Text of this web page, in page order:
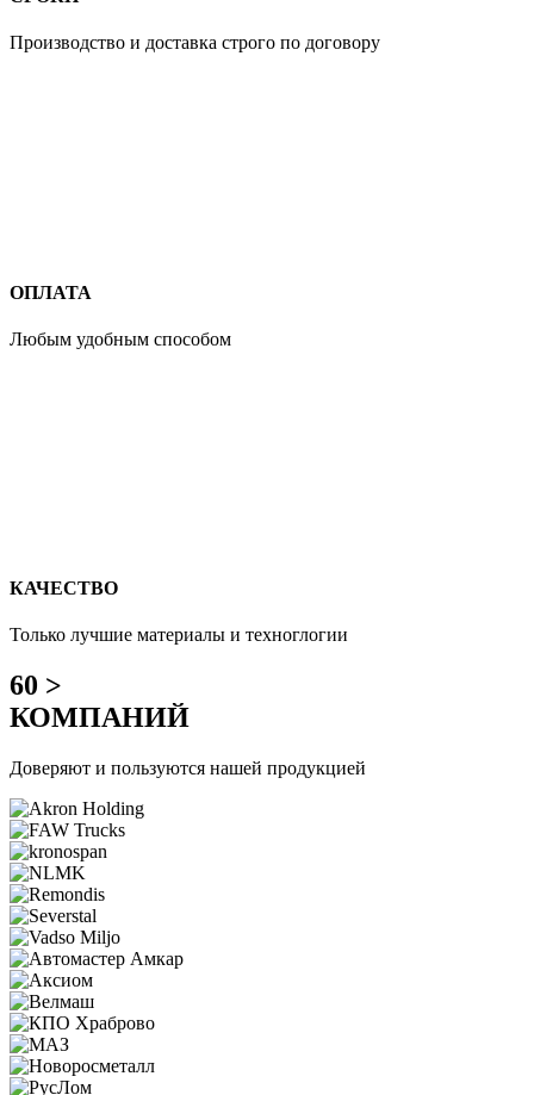
Производство и доставка строго по договору
ОПЛАТА
Любым удобным способом
КАЧЕСТВО
Только лучшие материалы и техноглогии
60 >
КОМПАНИЙ
Доверяют и пользуются нашей продукцией